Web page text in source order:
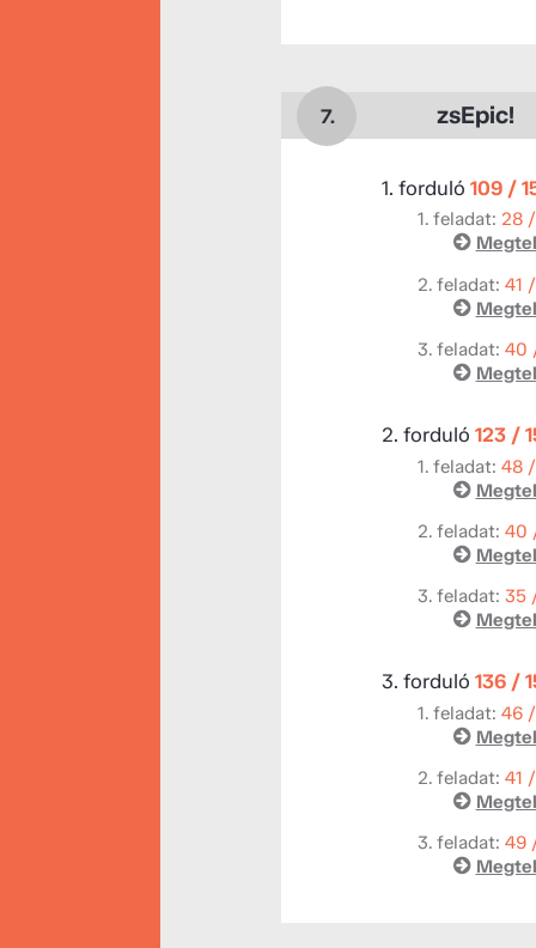
7. zsEpic!
1. forduló 109 /
1. feladat: 28
2. feladat: 41
3. feladat: 40
2. forduló 123 /
1. feladat: 48
2. feladat: 40
3. feladat: 35
3. forduló 136 /
1. feladat: 46
2. feladat: 41
3. feladat: 49